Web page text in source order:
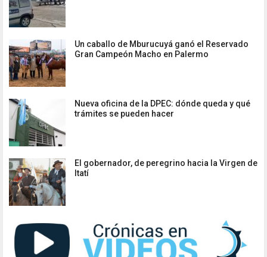
Un caballo de Mburucuyá ganó el Reservado
Gran Campeón Macho en Palermo
Nueva oficina de la DPEC: dónde queda y qué
trámites se pueden hacer
El gobernador, de peregrino hacia la Virgen de
Itatí